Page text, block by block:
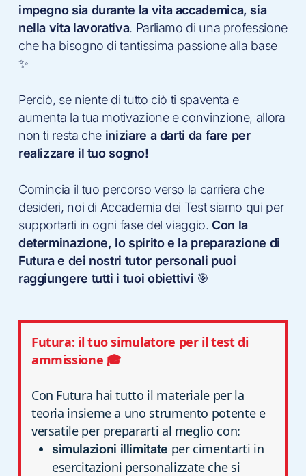
impegno sia durante la vita accademica, sia
nella vita lavorativa. Parliamo di una professione
che ha bisogno di tantissima passione alla base
✨
Perciò, se niente di tutto ciò ti spaventa e
aumenta la tua motivazione e convinzione, allora
non ti resta che iniziare a darti da fare per
realizzare il tuo sogno!
Comincia il tuo percorso verso la carriera che
desideri, noi di Accademia dei Test siamo qui per
supportarti in ogni fase del viaggio. Con la
determinazione, lo spirito e la preparazione di
Futura e dei nostri tutor personali puoi
raggiungere tutti i tuoi obiettivi 🎯
Futura: il tuo simulatore per il test di
ammissione 🎓
Con Futura hai tutto il materiale per la
teoria insieme a uno strumento potente e
versatile per prepararti al meglio con:
simulazioni illimitate per cimentarti in
esercitazioni personalizzate che si